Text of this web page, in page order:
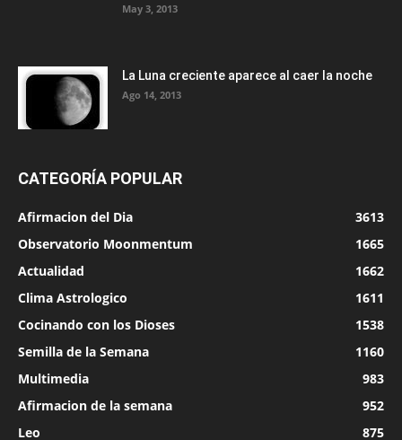
May 3, 2013
La Luna creciente aparece al caer la noche
Ago 14, 2013
CATEGORÍA POPULAR
Afirmacion del Dia
3613
Observatorio Moonmentum
1665
Actualidad
1662
Clima Astrologico
1611
Cocinando con los Dioses
1538
Semilla de la Semana
1160
Multimedia
983
Afirmacion de la semana
952
Leo
875